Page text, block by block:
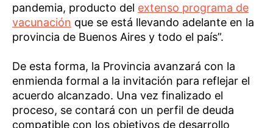
pandemia, producto del extenso programa de
vacunación que se está llevando adelante en la
provincia de Buenos Aires y todo el país”.
De esta forma, la Provincia avanzará con la
enmienda formal a la invitación para reflejar el
acuerdo alcanzado. Una vez finalizado el
proceso, se contará con un perfil de deuda
compatible con los objetivos de desarrollo